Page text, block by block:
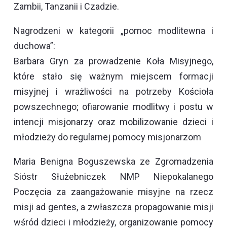
Zambii, Tanzanii i Czadzie.
Nagrodzeni w kategorii „pomoc modlitewna i
duchowa”:
Barbara Gryn za prowadzenie Koła Misyjnego,
które stało się ważnym miejscem formacji
misyjnej i wrażliwości na potrzeby Kościoła
powszechnego; ofiarowanie modlitwy i postu w
intencji misjonarzy oraz mobilizowanie dzieci i
młodzieży do regularnej pomocy misjonarzom
Maria Benigna Boguszewska ze Zgromadzenia
Sióstr Służebniczek NMP Niepokalanego
Poczęcia za zaangażowanie misyjne na rzecz
misji ad gentes, a zwłaszcza propagowanie misji
wśród dzieci i młodzieży, organizowanie pomocy